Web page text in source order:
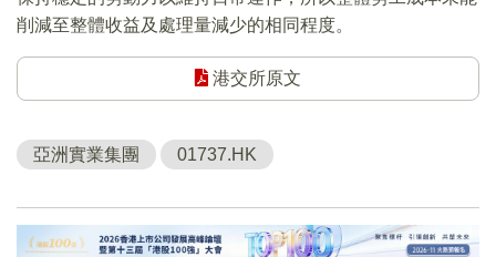
削減至整體收益及處理量減少的相同程度。
港交所原文
亞洲實業集團 01737.HK